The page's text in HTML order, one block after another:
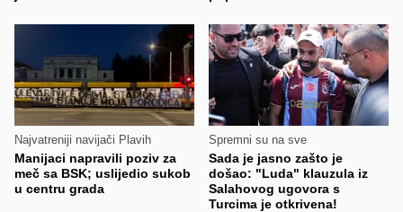
Najvatreniji navijači Plavih
Manijaci napravili poziv za
meč sa BSK; uslijedio sukob
u centru grada
Spremni su na sve
Sada je jasno zašto je
došao: "Luda" klauzula iz
Salahovog ugovora s
Turcima je otkrivena!